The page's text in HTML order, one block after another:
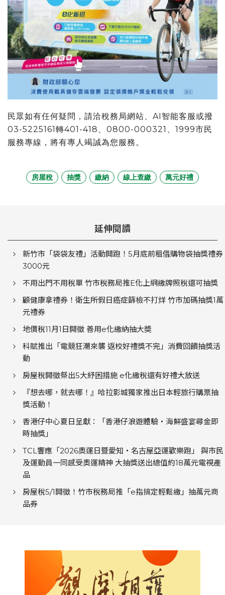
民眾如有任何疑問，請洽稅務局網站、AI智能客服或撥
03-5225161轉401-418、0800-000321、1999市民
服務專線，將有專人竭誠為您服務。
房屋稅 抽獎 繳納 線上查繳 萬元好禮
延伸閱讀
新竹市「袋袋友禮」活動開跑！5月底前租借購物袋抽獎禮券
3000元
不用出門不用稅單 竹市稅務局推E化上網繳牌照稅還可抽獎
顧健康拿禮券！衛生所假日癌症篩檢不打烊 竹市加碼抽獎1萬
元禮券
地價稅11月1日開徵 善用e化繳納抽大奬
科賦推出「電競狂潮來襲 返校好禮獎不完」消費回饋抽獎活
動
房屋稅開徵祭出5大紓困措施 e化繳稅還有好禮大放送
『想去哪，就去哪！』哈拉影城獨家推出日本輕旅行購票抽
獎活動！
香港仔中心夏日呈獻：「香港仔浪遊體驗・海鮮盛宴尋金即
時抽獎」
TCL響應「2026奧運日暨愛知‧名古屋亞運歡樂跑」 與市民
及運動員一同感受奧運精神 大抽獎送出總值約18萬元電視產
品
房屋稅5/1開徵！竹市稅務局推「e指搞定輕鬆繳」抽萬元商
品券